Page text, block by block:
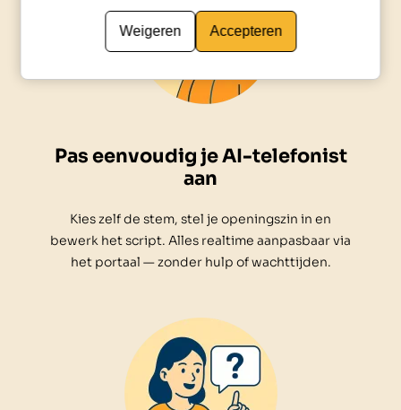
Pas eenvoudig je AI-telefonist
aan
Kies zelf de stem, stel je openingszin in en
bewerk het script. Alles realtime aanpasbaar via
het portaal — zonder hulp of wachttijden.
Weigeren Accepteren